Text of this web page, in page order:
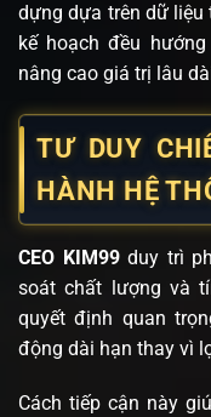
dựng dựa trên dữ liệu
kế hoạch đều
nâng cao giá trị lâu
TƯ DUY
HÀNH HỆ
CEO KIM99duy trì
soát chất lượng và
quyết định quan
động dài hạn thay vì
Cách tiếp cận này